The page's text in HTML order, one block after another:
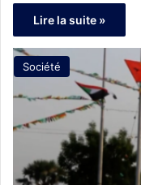
Lire la suite »
Société